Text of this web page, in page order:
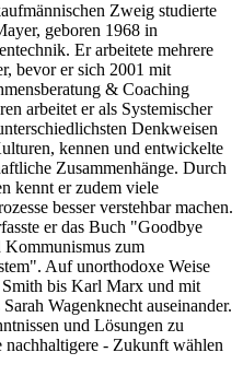
Zweig studierte
geboren 1968 in
Er arbeitete mehrere
bevor er sich 2001 mit
& Coaching
arbeitet er als Systemischer
Denkweisen
kennen und entwickelte
Zusammenhänge. Durch
kennt er zudem viele
besser verstehbar machen.
er das Buch "Goodbye
zum
Auf unorthodoxe Weise
bis Karl Marx und mit
Wagenknecht auseinander.
und Lösungen zu
nachhaltigere - Zukunft wählen